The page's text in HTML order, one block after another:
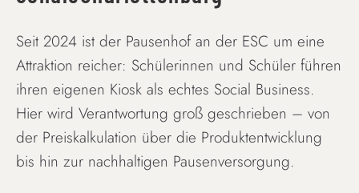
Seit 2024 ist der Pausenhof an der ESC um eine
Attraktion reicher: Schülerinnen und Schüler führen
ihren eigenen Kiosk als echtes Social Business.
Hier wird Verantwortung groß geschrieben – von
der Preiskalkulation über die Produktentwicklung
bis hin zur nachhaltigen Pausenversorgung.